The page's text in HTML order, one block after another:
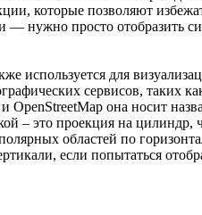
которые позволяют
нужно просто отобразить
используется для
сервисов, таких
она носит
– это проекция на цилиндр,
областей по
если попытаться